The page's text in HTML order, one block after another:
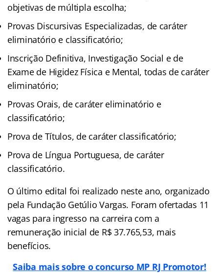
objetivas de múltipla escolha;
Provas Discursivas Especializadas, de caráter
eliminatório e classificatório;
Inscrição Definitiva, Investigação Social e de
Exame de Higidez Física e Mental, todas de caráter
eliminatório;
Provas Orais, de caráter eliminatório e
classificatório;
Prova de Títulos, de caráter classificatório;
Prova de Língua Portuguesa, de caráter
classificatório.
O último edital foi realizado neste ano, organizado
pela Fundação Getúlio Vargas. Foram ofertadas 11
vagas para ingresso na carreira com a
remuneração inicial de R$ 37.765,53, mais
benefícios.
Saiba mais sobre o concurso MP RJ Promotor!